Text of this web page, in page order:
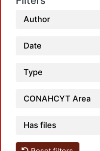
Author
Date
Type
CONAHCYT Area
Has files